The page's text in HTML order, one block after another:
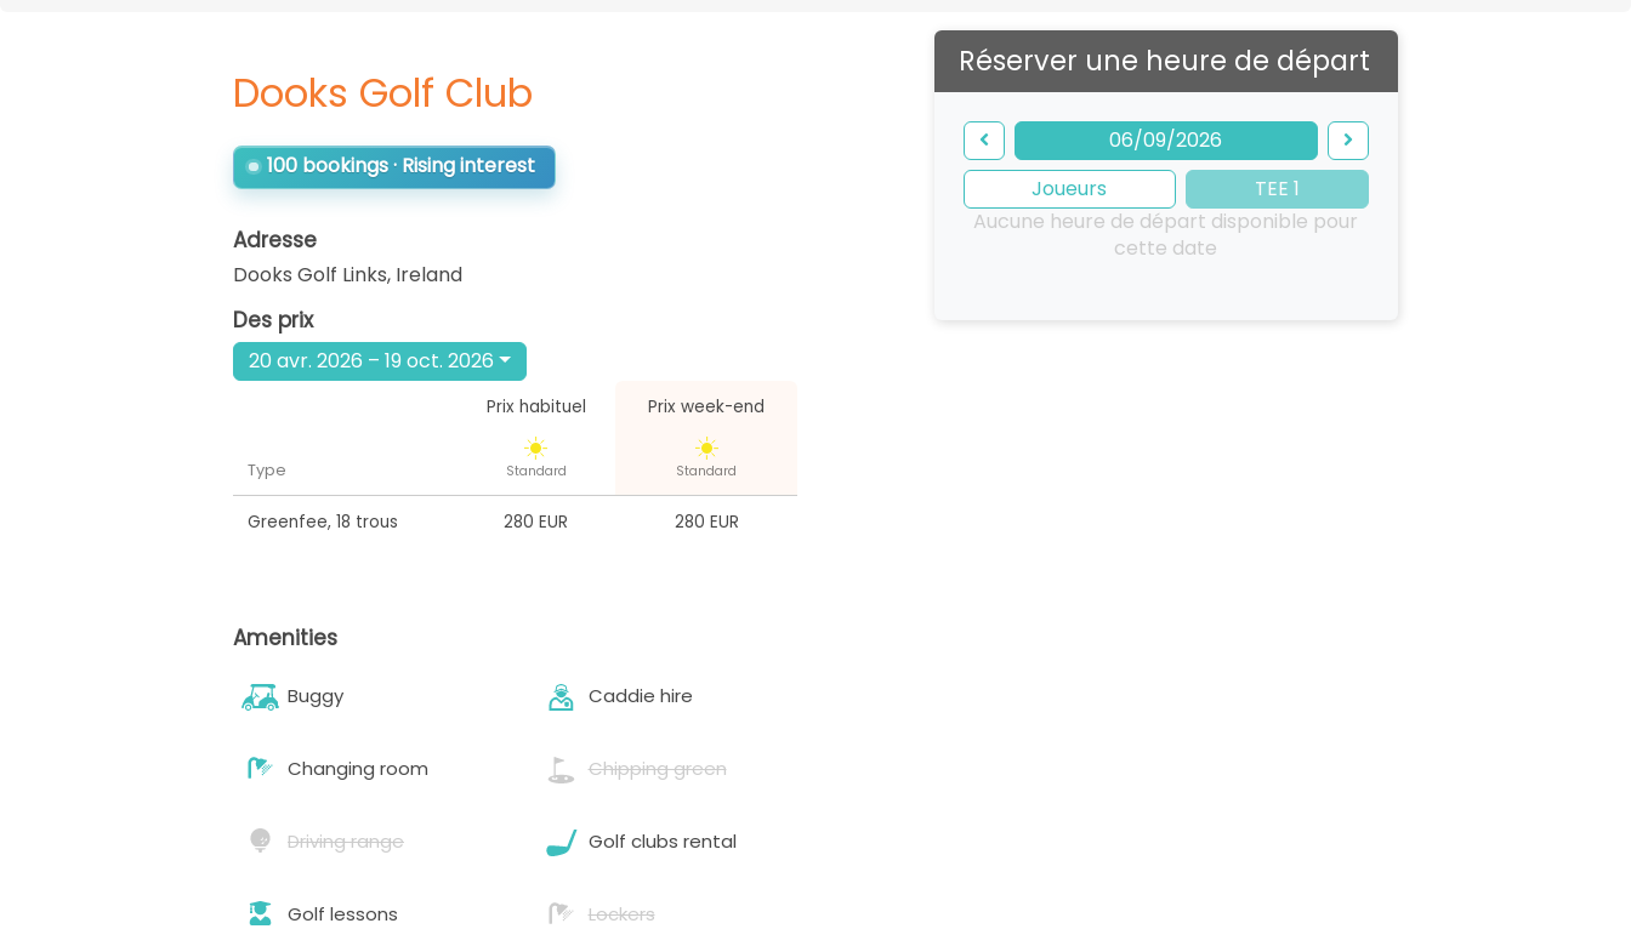
Dooks Golf Club
100 bookings · Rising interest
Adresse
Dooks Golf Links, Ireland
Réserver une heure de départ
06/09/2026
Joueurs
TEE 1
Aucune heure de départ disponible pour
cette date
Des prix
20 avr. 2026 – 19 oct. 2026
Prix habituel Prix week-end
Type Standard Standard
Greenfee, 18 trous 280 EUR 280 EUR
Amenities
Buggy Caddie hire
Changing room Chipping green
Driving range Golf clubs rental
Golf lessons Lockers